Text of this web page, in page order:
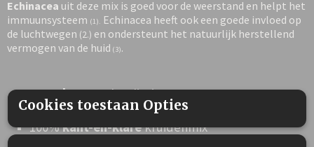
Echinacea uit deze mix is goed voor de weerstand en helpt het
immuunsysteem (1). Echinacea heeft ook een goede invloed op
de luchtwegen (2.) en ondersteunt het natuurlijk herstellend
vermogen van de huid (3).
100%humanekwaliteit
100% origineel natuur krachtige formule
100%kant-en-klarekruidenmix
Cookies toestaan Opties